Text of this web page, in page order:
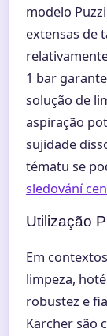
modelo
extensas de
1 bar
solução de
aspiração
sujidade
tématu se
sledování
Utilização
Em
limpeza,
robustez e
Kärcher são